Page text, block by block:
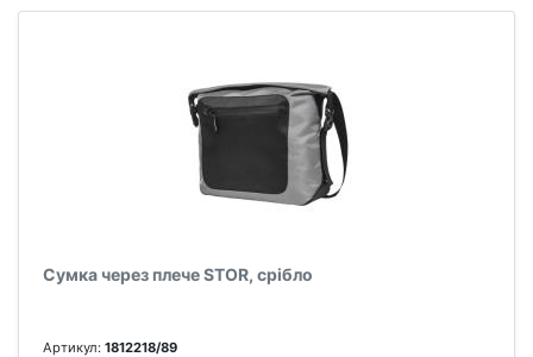
Сумка через плече STOR, срібло
Артикул: 1812218/89